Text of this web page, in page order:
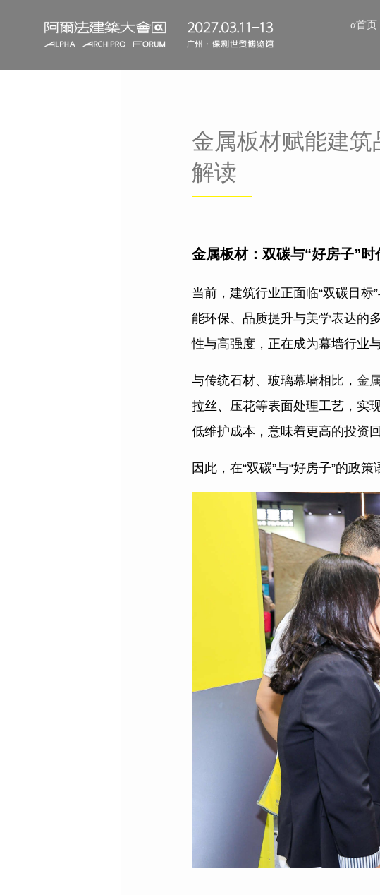
α首页
金属板材赋能建
解读
金属板材：双碳与“好房子”
当前，建筑行业正面临“双碳目标
能环保、品质提升与美学表达的
性与高强度，正在成为幕墙行业
与传统石材、玻璃幕墙相比， 金
拉丝、压花等表面处理工艺，实
低维护成本，意味着更高的投资
因此，在“双碳”与“好房子”的政策